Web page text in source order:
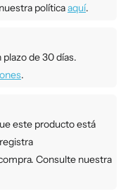
políticaaquí.
de 30 días.
.
este producto está
Consulte nuestra